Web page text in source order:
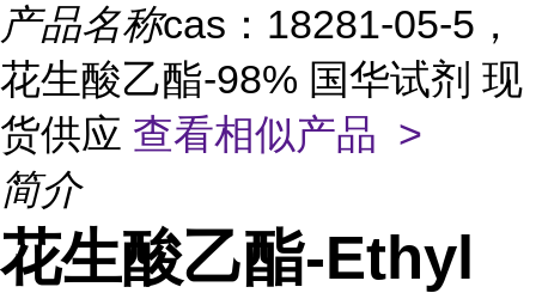
产品名称cas：18281-05-5，
花生酸乙酯-98% 国华试剂 现
货供应 查看相似产品 >
简介
花生酸乙酯-Ethyl